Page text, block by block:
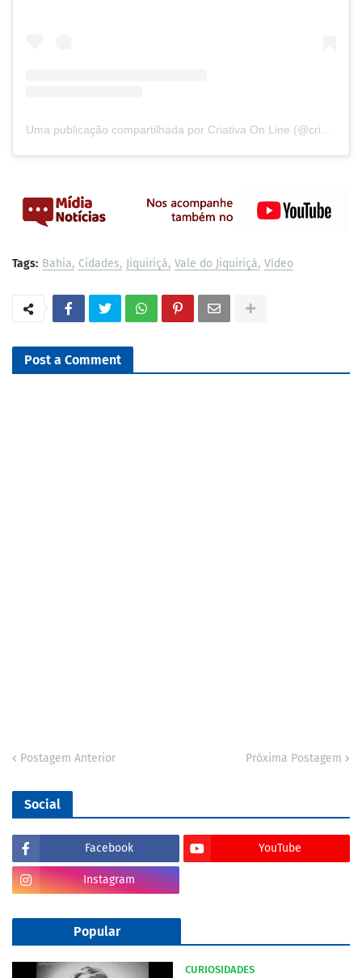
Uma publicação compartilhada por Criativa On Line (@criativa.online)
Tags: Bahia Cidades Jiquiriçá Vale do Jiquiriçá Vídeo
Post a Comment
Postagem Anterior Próxima Postagem
Social
Facebook YouTube
Instagram
Popular
CURIOSIDADES